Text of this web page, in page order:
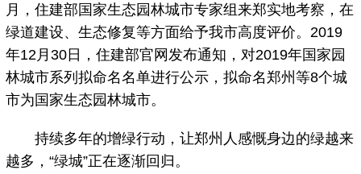
月，住建部国家生态园林城市专家组来郑实地考察，在
绿道建设、生态修复等方面给予我市高度评价。2019
年12月30日，住建部官网发布通知，对2019年国家园
林城市系列拟命名名单进行公示，拟命名郑州等8个城
市为国家生态园林城市。
持续多年的增绿行动，让郑州人感慨身边的绿越来
越多，“绿城”正在逐渐回归。